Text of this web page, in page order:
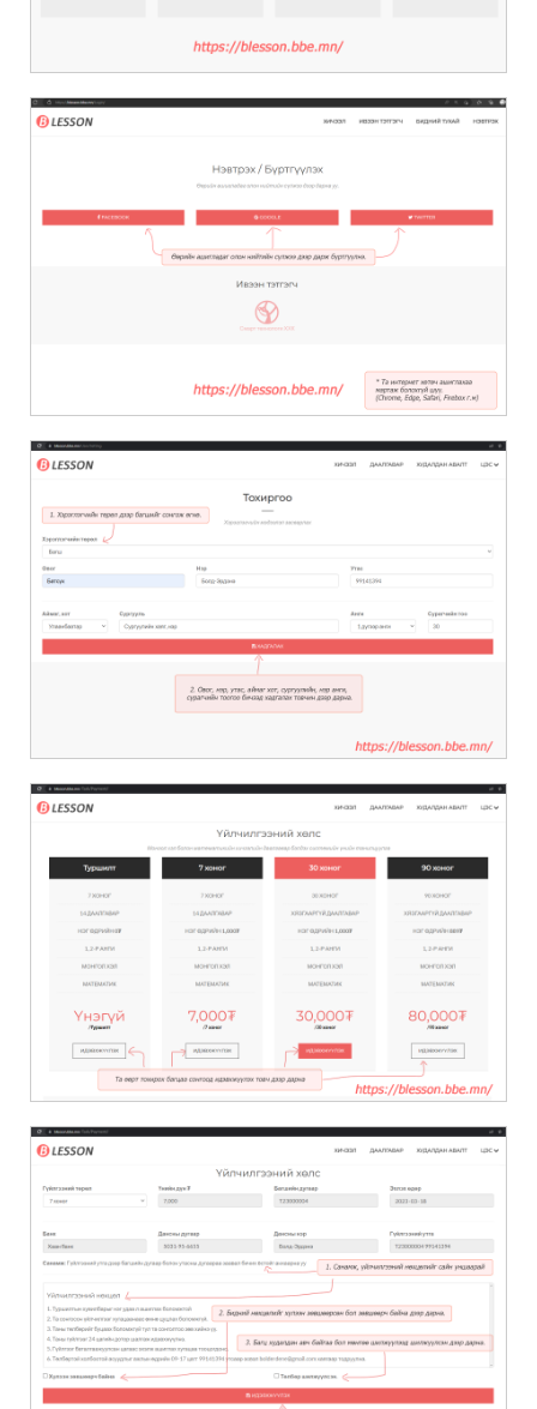
Туршилтын хувилбар сонгосон бол банкны мэдээлэл
дараад идэвхжүүлэх товч дээр дарна.
Төлбөртэй холбоотой асуудлыг ажлын өдрийн 09:00-
17:00 цагт 99141394 утсаар эсвэл info@blesson.mn
хаягаар тодруулна уу.